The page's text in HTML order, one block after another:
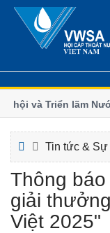
và Triển lãm Nước
và Hội nghị Quốc
Tin tức & Sự
Thông
giải
Việt 2025"